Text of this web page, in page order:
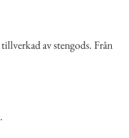
av stengods. Från